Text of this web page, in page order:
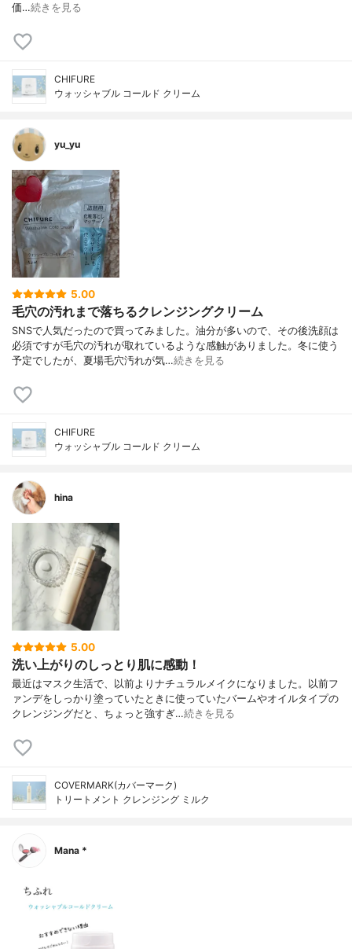
価…続きを見る
CHIFURE
ウォッシャブル コールド クリーム
yu_yu
5.00
毛穴の汚れまで落ちるクレンジングクリーム
SNSで人気だったので買ってみました。油分が多いので、その後洗顔は
必須ですが毛穴の汚れが取れているような感触がありました。冬に使う
予定でしたが、夏場毛穴汚れが気…続きを見る
CHIFURE
ウォッシャブル コールド クリーム
hina
5.00
洗い上がりのしっとり肌に感動！
最近はマスク生活で、以前よりナチュラルメイクになりました。以前フ
ァンデをしっかり塗っていたときに使っていたバームやオイルタイプの
クレンジングだと、ちょっと強すぎ…続きを見る
COVERMARK(カバーマーク)
トリートメント クレンジング ミルク
Mana *